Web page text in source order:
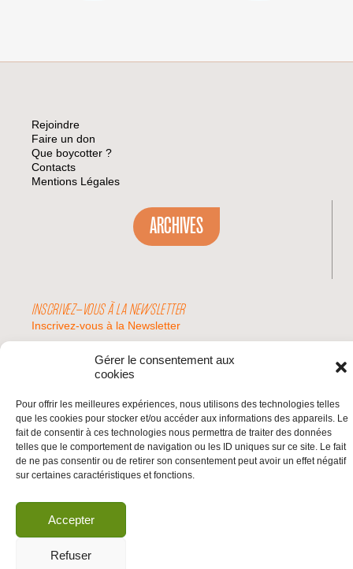
Gérer le consentement aux
cookies
Pour offrir les meilleures expériences, nous utilisons des technologies telles
que les cookies pour stocker et/ou accéder aux informations des appareils. Le
fait de consentir à ces technologies nous permettra de traiter des données
telles que le comportement de navigation ou les ID uniques sur ce site. Le fait
de ne pas consentir ou de retirer son consentement peut avoir un effet négatif
sur certaines caractéristiques et fonctions.
Accepter
Refuser
Rejoindre
Faire un don
Que boycotter ?
Contacts
Mentions Légales
ARCHIVES
INSCRIVEZ-VOUS À LA NEWSLETTER
Inscrivez-vous à la Newsletter
© 2026 | BDS France | Boycott Désinvestissement Sanctions, la réponse
citoyenne et non-violente à l'impunité d'Israël |